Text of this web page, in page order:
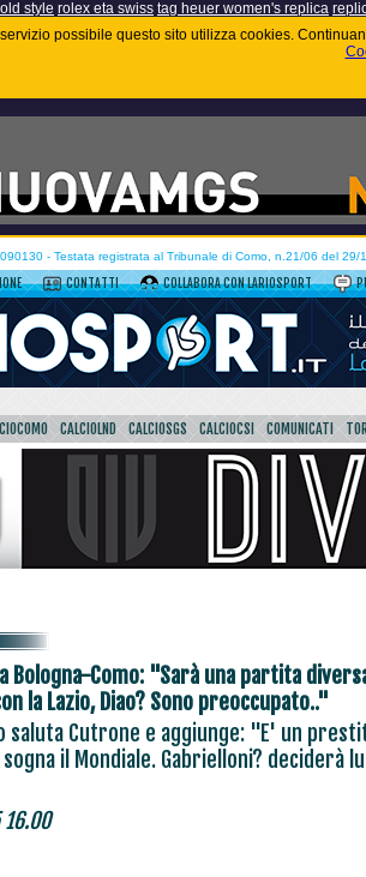
style rolex eta swiss tag heuer women's replica
possibile questo sito utilizza cookies.
- Testata registrata al Tribunale di Como, n.21/06 del 29/
CONTATTI COLLABORA CON LARIOSPORT
CALCIOLND CALCIOSGS CALCIOCSI COMUNICATI
Bologna-Como: "Sarà una partita
la Lazio, Diao? Sono preoccupato.."
saluta Cutrone e aggiunge: "E' un
il Mondiale. Gabrielloni? deciderà